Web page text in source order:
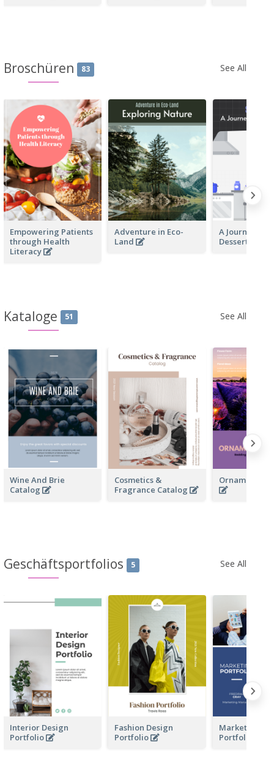
Broschüren 83 See All
Empowering Patients
through Health
Literacy
Adventure in Eco-
Land
A Journey
Desserts
Kataloge 51 See All
Wine And Brie
Catalog
Cosmetics &
Fragrance Catalog
Ornamentals
Geschäftsportfolios 5 See All
Interior Design
Portfolio
Fashion Design
Portfolio
Marketing
Portfolio